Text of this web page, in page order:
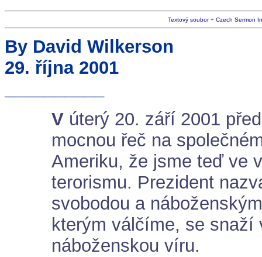
Textový soubor+ Czech Sermon
By David Wilkerson
29. října 2001
V úterý 20. září 2001
mocnou řeč na
Ameriku, že jsme teď ve
terorismu. Prezident
svobodou a
kterým válčíme, se
náboženskou víru.